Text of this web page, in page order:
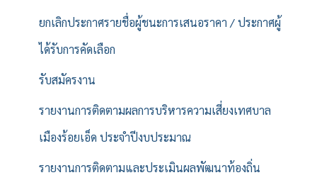
ยกเลิกประกาศรายชื่อผู้ชนะการเสนอราคา / ประกาศผู้
ได้รับการคัดเลือก
รับสมัครงาน
รายงานการติดตามผลการบริหารความเสี่ยงเทศบาล
เมืองร้อยเอ็ด ประจำปีงบประมาณ
รายงานการติดตามและประเมินผลพัฒนาท้องถิ่น